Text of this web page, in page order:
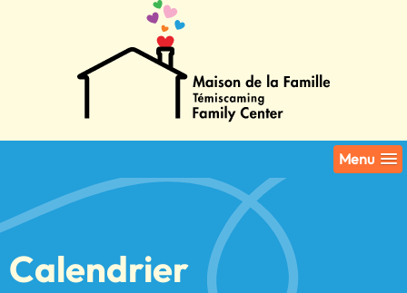
Menu
Calendrier